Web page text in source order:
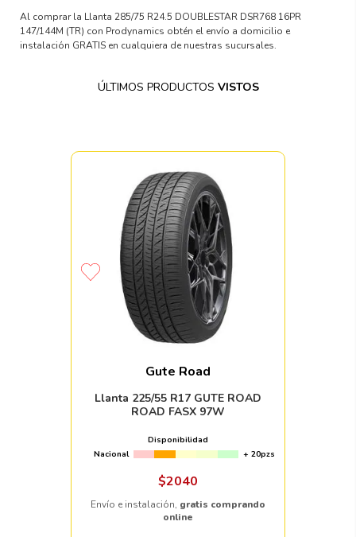
Al comprar la Llanta 285/75 R24.5 DOUBLESTAR DSR768 16PR
147/144M (TR) con Prodynamics obtén el envío a domicilio e
instalación GRATIS en cualquiera de nuestras sucursales.
ÚLTIMOS PRODUCTOS VISTOS
Gute Road
Llanta 225/55 R17 GUTE ROAD
ROAD FASX 97W
Disponibilidad
Nacional
+ 20pzs
$2040
Envío e instalación, gratis comprando
online